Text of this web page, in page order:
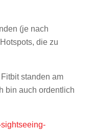
(je nach
die zu
standen am
bin auch ordentlich